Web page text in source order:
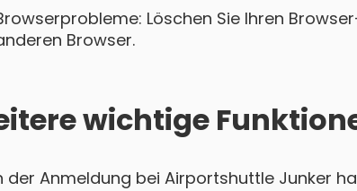
Löschen Sie Ihren
Browser.
wichtige
der Anmeldung bei Airportshuttle Junker